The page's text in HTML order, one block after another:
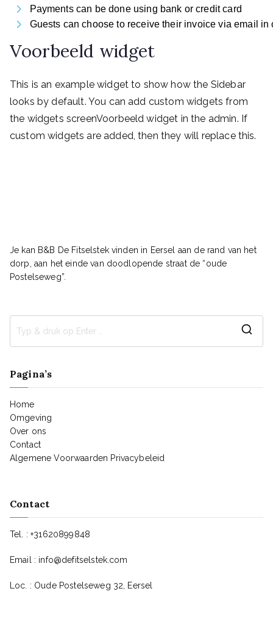
Payments can be done using bank or credit card
Guests can choose to receive their invoice via email in
Voorbeeld widget
This is an example widget to show how the Sidebar
looks by default. You can add custom widgets from
the widgets screenVoorbeeld widget in the admin. If
custom widgets are added, then they will replace this.
Je kan B&B De Fitselstek vinden in Eersel aan de rand van het
dorp, aan het einde van doodlopende straat de “oude
Postelseweg”.
Pagina’s
Home
Omgeving
Over ons
Contact
Algemene Voorwaarden Privacybeleid
Contact
Tel. : +31620899848
Email : info@defitselstek.com
Loc. : Oude Postelseweg 32, Eersel